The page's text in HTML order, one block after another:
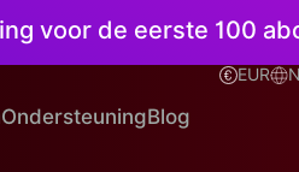
voor de eerste 100
EUR
OndersteuningBlog